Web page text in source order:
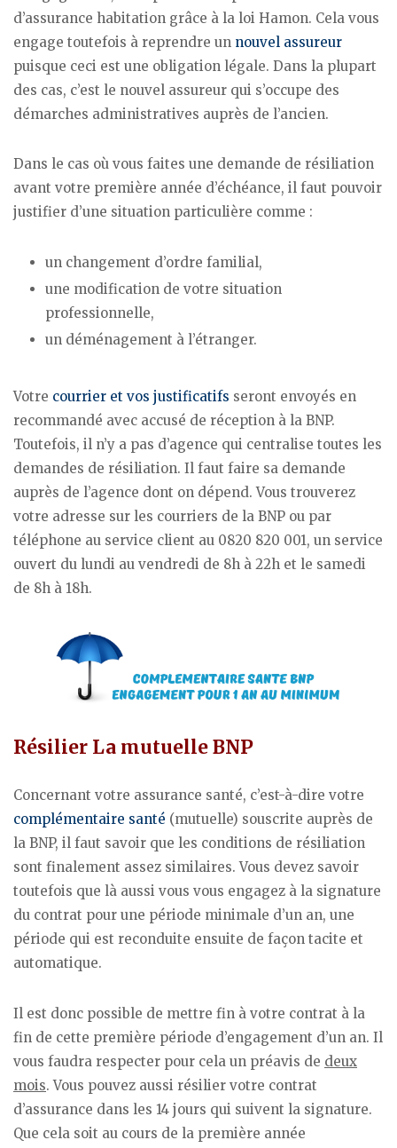
d’assurance habitation grâce à la loi Hamon. Cela vous
engage toutefois à reprendre un nouvel assureur
puisque ceci est une obligation légale. Dans la plupart
des cas, c’est le nouvel assureur qui s’occupe des
démarches administratives auprès de l’ancien.
Dans le cas où vous faites une demande de résiliation
avant votre première année d’échéance, il faut pouvoir
justifier d’une situation particulière comme :
un changement d’ordre familial,
une modification de votre situation
professionnelle,
un déménagement à l’étranger.
Votre courrier et vos justificatifs seront envoyés en
recommandé avec accusé de réception à la BNP.
Toutefois, il n’y a pas d’agence qui centralise toutes les
demandes de résiliation. Il faut faire sa demande
auprès de l’agence dont on dépend. Vous trouverez
votre adresse sur les courriers de la BNP ou par
téléphone au service client au 0820 820 001, un service
ouvert du lundi au vendredi de 8h à 22h et le samedi
de 8h à 18h.
Résilier La mutuelle BNP
Concernant votre assurance santé, c’est-à-dire votre
complémentaire santé (mutuelle) souscrite auprès de
la BNP, il faut savoir que les conditions de résiliation
sont finalement assez similaires. Vous devez savoir
toutefois que là aussi vous vous engagez à la signature
du contrat pour une période minimale d’un an, une
période qui est reconduite ensuite de façon tacite et
automatique.
Il est donc possible de mettre fin à votre contrat à la
fin de cette première période d’engagement d’un an. Il
vous faudra respecter pour cela un préavis de deux
mois. Vous pouvez aussi résilier votre contrat
d’assurance dans les 14 jours qui suivent la signature.
Que cela soit au cours de la première année